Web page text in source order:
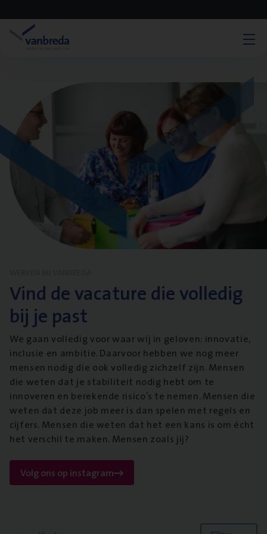
Vind de vacature die volledig
bij je past
We gaan volledig voor waar wij in geloven: innovatie,
inclusie en ambitie. Daarvoor hebben we nog meer
mensen nodig die ook volledig zichzelf zijn. Mensen
die weten dat je stabiliteit nodig hebt om te
innoveren en berekende risico’s te nemen. Mensen die
weten dat deze job meer is dan spelen met regels en
cijfers. Mensen die weten dat het een kans is om écht
het verschil te maken. Mensen zoals jij?
Volg ons op instagram